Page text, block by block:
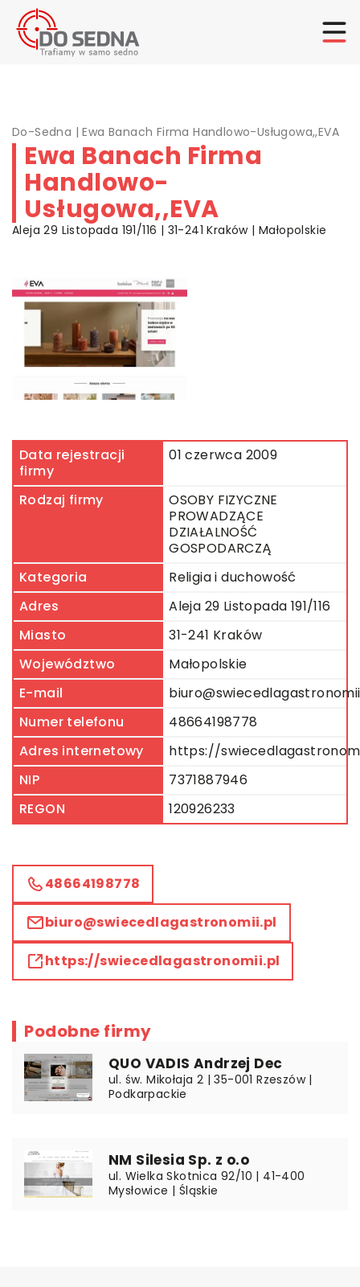
Do-Sedna |Ewa Banach Firma Handlowo-Usługowa,,EVA
Ewa Banach Firma
Handlowo-
Usługowa,,EVA
Aleja 29 Listopada 191/116 | 31-241 Kraków | Małopolskie
Data rejestracji
firmy
01 czerwca 2009
Rodzaj firmy
OSOBY FIZYCZNE
PROWADZĄCE
DZIAŁALNOŚĆ
GOSPODARCZĄ
Kategoria
Religia i duchowość
Adres
Aleja 29 Listopada 191/116
Miasto
31-241 Kraków
Województwo
Małopolskie
E-mail
Numer telefonu
48664198778
Adres internetowy
https://
NIP
7371887946
REGON
120926233
48664198778
biuro@swiecedlagastronomii.pl
https://swiecedlagastronomii.pl
Podobne firmy
QUO VADIS Andrzej Dec
ul. św. Mikołaja 2 | 35-001 Rzeszów |
Podkarpackie
NM Silesia Sp. z o.o
ul. Wielka Skotnica 92/10 | 41-400
Mysłowice | Śląskie